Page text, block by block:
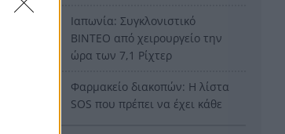
Ιαπωνία: Συγκλονιστικό
ΒΙΝΤΕΟ από χειρουργείο την
ώρα των 7,1 Ρίχτερ
Φαρμακείο διακοπών: Η λίστα
SOS που πρέπει να έχει κάθε